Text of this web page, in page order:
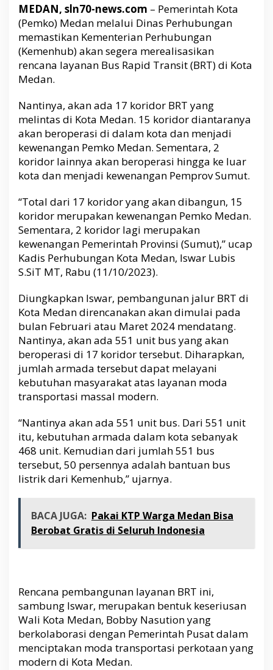
i
k
u
t
D
a
a
r
7
K
o
r
d
o
r
y
a
MEDAN, sln70-news.com – Pemerintah Kota
(Pemko) Medan melalui Dinas Perhubungan
memastikan Kementerian Perhubungan
(Kemenhub) akan segera merealisasikan
rencana layanan Bus Rapid Transit (BRT) di Kota
Medan.
Nantinya, akan ada 17 koridor BRT yang
melintas di Kota Medan. 15 koridor diantaranya
akan beroperasi di dalam kota dan menjadi
kewenangan Pemko Medan. Sementara, 2
koridor lainnya akan beroperasi hingga ke luar
kota dan menjadi kewenangan Pemprov Sumut.
“Total dari 17 koridor yang akan dibangun, 15
koridor merupakan kewenangan Pemko Medan.
Sementara, 2 koridor lagi merupakan
kewenangan Pemerintah Provinsi (Sumut),” ucap
Kadis Perhubungan Kota Medan, Iswar Lubis
S.SiT MT, Rabu (11/10/2023).
Diungkapkan Iswar, pembangunan jalur BRT di
Kota Medan direncanakan akan dimulai pada
bulan Februari atau Maret 2024 mendatang.
Nantinya, akan ada 551 unit bus yang akan
beroperasi di 17 koridor tersebut. Diharapkan,
jumlah armada tersebut dapat melayani
kebutuhan masyarakat atas layanan moda
transportasi massal modern.
“Nantinya akan ada 551 unit bus. Dari 551 unit
itu, kebutuhan armada dalam kota sebanyak
468 unit. Kemudian dari jumlah 551 bus
tersebut, 50 persennya adalah bantuan bus
listrik dari Kemenhub,” ujarnya.
BACA JUGA: Pakai KTP Warga Medan Bisa
Berobat Gratis di Seluruh Indonesia
Rencana pembangunan layanan BRT ini,
sambung Iswar, merupakan bentuk keseriusan
Wali Kota Medan, Bobby Nasution yang
berkolaborasi dengan Pemerintah Pusat dalam
menciptakan moda transportasi perkotaan yang
modern di Kota Medan.